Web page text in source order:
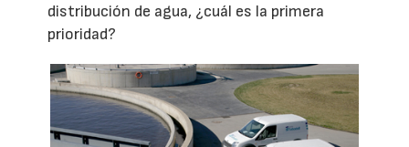
distribución de agua, ¿cuál es la primera
prioridad?